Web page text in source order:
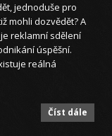
jednoduše pro
mohli dozvědět? A
reklamní sdělení
úspěšní.
reálná
Číst dále